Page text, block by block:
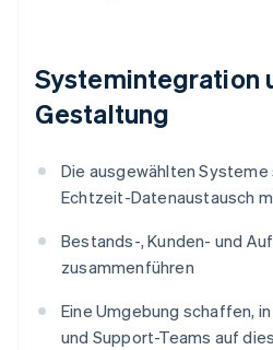
Systemintegration
Gestaltung
Die ausgewählten
Echtzeit-Datenaustausch
Bestands-, Kunden- und
zusammenführen
Eine Umgebung schaffen,
und Support-Teams auf